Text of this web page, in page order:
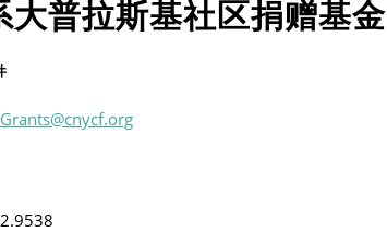
大普拉斯基社区捐赠基金